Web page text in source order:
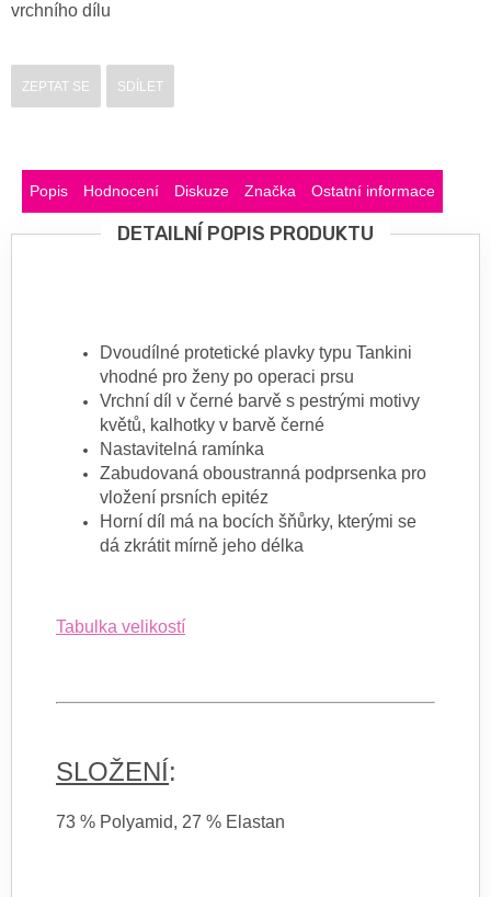
vrchního dílu
ZEPTAT SE SDÍLET
Popis Hodnocení Diskuze Značka Ostatní informace
DETAILNÍ POPIS PRODUKTU
Dvoudílné protetické plavky typu Tankini
vhodné pro ženy po operaci prsu
Vrchní díl v černé barvě s pestrými motivy
květů, kalhotky v barvě černé
Nastavitelná ramínka
Zabudovaná oboustranná podprsenka pro
vložení prsních epitéz
Horní díl má na bocích šňůrky, kterými se
dá zkrátit mírně jeho délka
Tabulka velikostí
SLOŽENÍ:
73 % Polyamid, 27 % Elastan